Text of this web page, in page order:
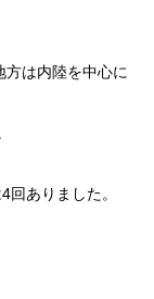
は内陸を中心に
ありました。